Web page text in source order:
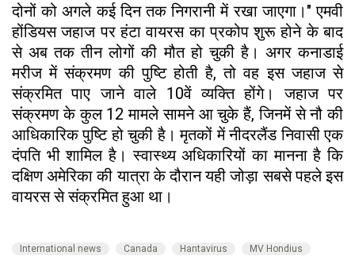
दोनों को अगले कई दिन तक निगरानी में रखा जाएगा।" एमवी
होंडियस जहाज पर हंटा वायरस का प्रकोप शुरू होने के बाद
से अब तक तीन लोगों की मौत हो चुकी है। अगर कनाडाई
मरीज में संक्रमण की पुष्टि होती है, तो वह इस जहाज से
संक्रमित पाए जाने वाले 10वें व्यक्ति होंगे। जहाज पर
संक्रमण के कुल 12 मामले सामने आ चुके हैं, जिनमें से नौ की
आधिकारिक पुष्टि हो चुकी है। मृतकों में नीदरलैंड निवासी एक
दंपति भी शामिल है। स्वास्थ्य अधिकारियों का मानना है कि
दक्षिण अमेरिका की यात्रा के दौरान यही जोड़ा सबसे पहले इस
वायरस से संक्रमित हुआ था।
International news Canada Hantavirus
MV Hondius